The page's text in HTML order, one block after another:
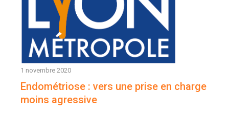
1 novembre 2020
Endométriose : vers une prise en charge
moins agressive